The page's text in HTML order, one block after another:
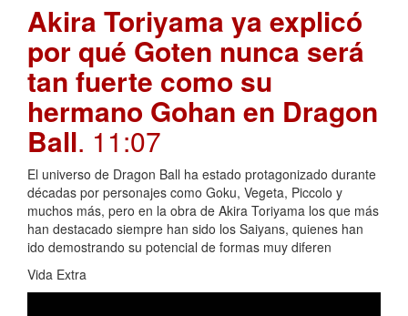
Akira Toriyama ya explicó
por qué Goten nunca será
tan fuerte como su
hermano Gohan en Dragon
Ball. 11:07
El universo de Dragon Ball ha estado protagonizado durante
décadas por personajes como Goku, Vegeta, Piccolo y
muchos más, pero en la obra de Akira Toriyama los que más
han destacado siempre han sido los Saiyans, quienes han
ido demostrando su potencial de formas muy diferen
Vida Extra